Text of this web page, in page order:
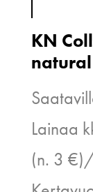
KN
Lainaa
(n. 3